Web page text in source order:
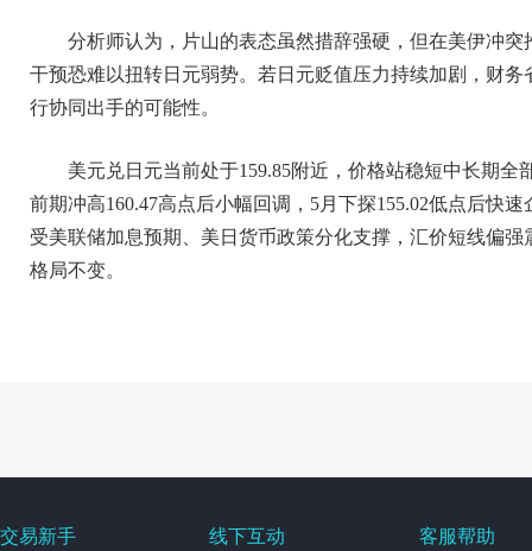
分析师认为，片山的表态虽然措辞强硬，但在美伊冲
干预恐难以扭转日元弱势。若日元贬值压力持续加剧，财
行协同出手的可能性。
美元兑日元当前处于159.85附近，价格站稳短中长期
前期冲高160.47高点后小幅回调，5月下探155.02低点后快
受美联储加息预期、美日货币政策分化支撑，汇价短线偏
格局不变。
交易新手 线下互动 客服帮助